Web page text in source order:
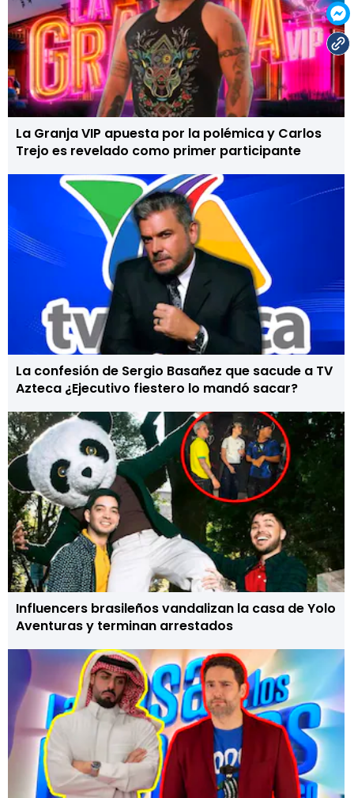
La Granja VIP apuesta por la polémica y Carlos
Trejo es revelado como primer participante
La confesión de Sergio Basañez que sacude a TV
Azteca ¿Ejecutivo fiestero lo mandó sacar?
Influencers brasileños vandalizan la casa de Yolo
Aventuras y terminan arrestados